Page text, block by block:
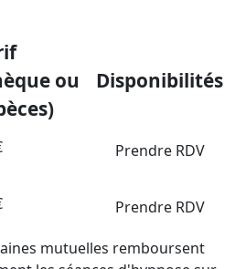
ou
Disponibilités
Prendre RDV
Prendre RDV
mutuelles remboursent